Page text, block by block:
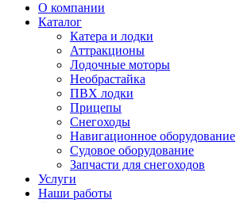
О компании
Каталог
Катера и лодки
Аттракционы
Лодочные моторы
Необрастайка
ПВХ лодки
Прицепы
Снегоходы
Навигационное оборудование
Судовое оборудование
Запчасти для снегоходов
Услуги
Наши работы